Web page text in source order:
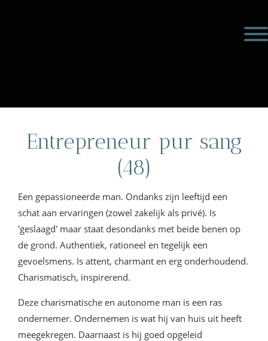
Entrepreneur pur sang
(48)
Een gepassioneerde man. Ondanks zijn leeftijd een
schat aan ervaringen (zowel zakelijk als privé). Is
'geslaagd' maar staat desondanks met beide benen op
de grond. Authentiek, rationeel en tegelijk een
gevoelsmens. Is attent, charmant en erg onderhoudend.
Charismatisch, inspirerend.
Deze charismatische en autonome man is een ras
ondernemer. Ondernemen is wat hij van huis uit heeft
meegekregen. Daarnaast is hij goed opgeleid